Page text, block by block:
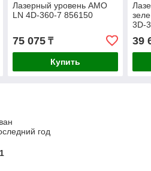
Лазерный уровень AMO
LN 4D-360-7 856150
75 075₸
Купить
3D-
39
год